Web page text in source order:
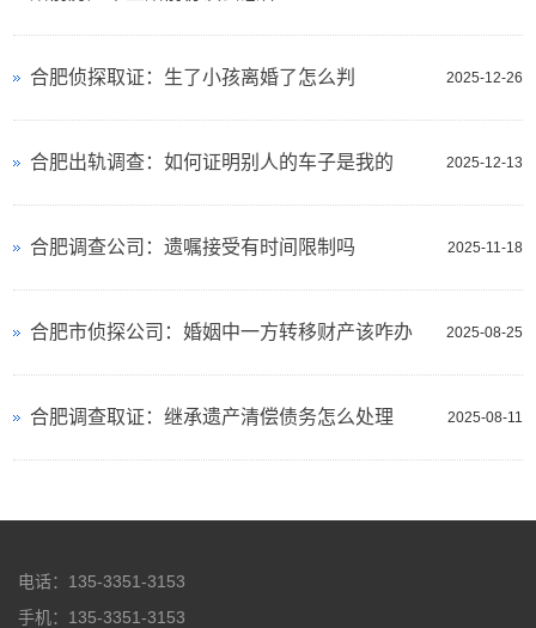
2025-12-26
合肥侦探取证：生了小孩离婚了怎么判
2025-12-13
合肥出轨调查：如何证明别人的车子是我的
2025-11-18
合肥调查公司：遗嘱接受有时间限制吗
2025-08-25
合肥市侦探公司：婚姻中一方转移财产该咋办
2025-08-11
合肥调查取证：继承遗产清偿债务怎么处理
电话：135-3351-3153
手机：135-3351-3153